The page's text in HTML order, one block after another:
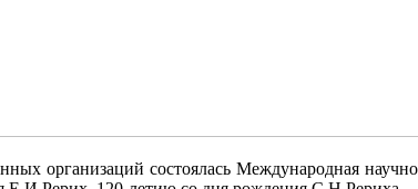
организаций состоялась Международная